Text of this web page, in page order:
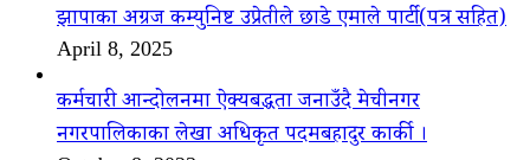
झापाका अग्रज कम्युनिष्ट उप्रेतीले छाडे एमाले पार्टी(पत्र सहित)
April 8, 2025
कर्मचारी आन्दोलनमा ऐक्यबद्धता जनाउँदै मेचीनगर
नगरपालिकाका लेखा अधिकृत पदमबहादुर कार्की ।